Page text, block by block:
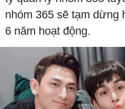
nhóm 365 sẽ tạm dừng
6 năm hoạt động.